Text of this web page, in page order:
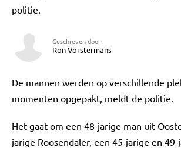
politie.
Geschreven door
Ron Vorstermans
De mannen werden op verschillende
momenten opgepakt, meldt de politie.
Het gaat om een 48-jarige man uit
jarige Roosendaler, een 45-jarige en 49-